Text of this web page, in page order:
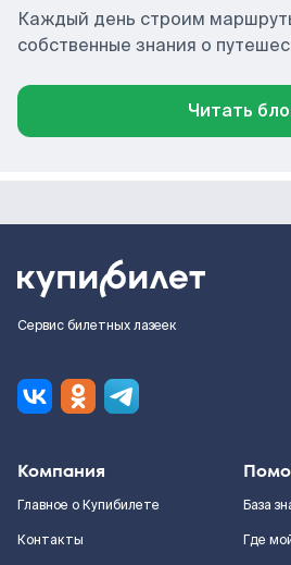
Каждый день строим
собственные знания о
Читать
Сервис билетных лазеек
Компания
Главное о Купибилете
Контакты
База
Где